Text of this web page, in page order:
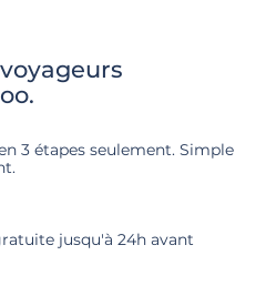
3 étapes seulement. Simple
jusqu'à 24h avant